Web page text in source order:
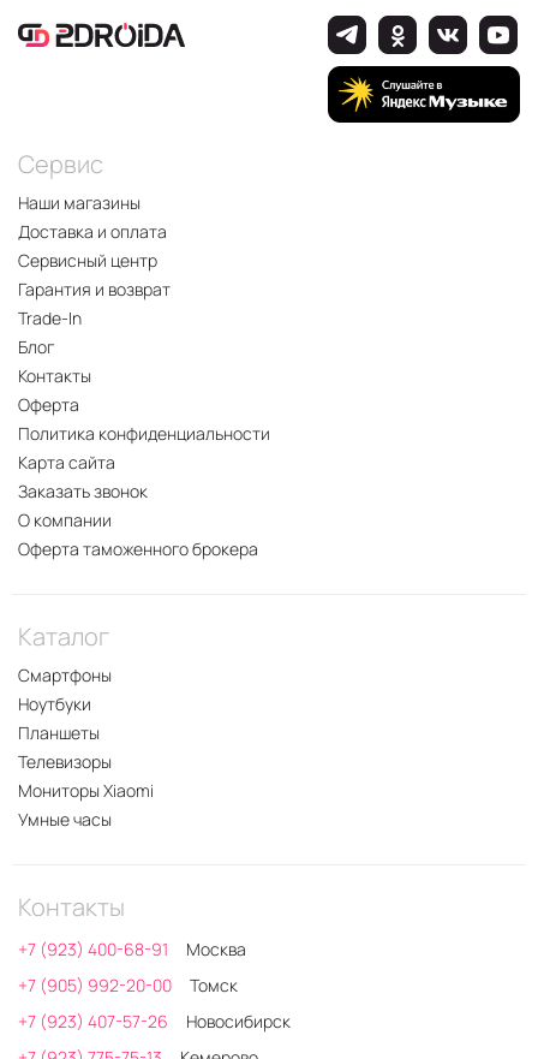
Сервис
Наши магазины
Доставка и оплата
Сервисный центр
Гарантия и возврат
Trade-In
Блог
Контакты
Оферта
Политика конфиденциальности
Карта сайта
Заказать звонок
О компании
Оферта таможенного брокера
Каталог
Смартфоны
Ноутбуки
Планшеты
Телевизоры
Мониторы Xiaomi
Умные часы
Контакты
+7 (923) 400-68-91
Москва
+7 (905) 992-20-00
Томск
+7 (923) 407-57-26
Новосибирск